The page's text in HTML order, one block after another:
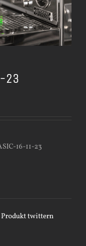
23
16-11-23
Produkt twittern